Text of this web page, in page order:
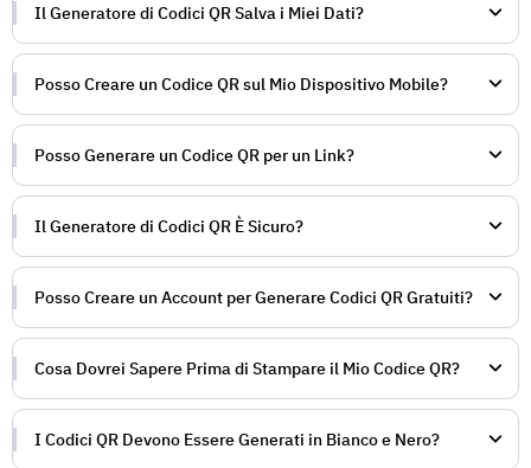
Il Generatore di Codici QR Salva i Miei Dati?
Posso Creare un Codice QR sul Mio Dispositivo Mobile?
Posso Generare un Codice QR per un Link?
Il Generatore di Codici QR È Sicuro?
Posso Creare un Account per Generare Codici QR Gratuiti?
Cosa Dovrei Sapere Prima di Stampare il Mio Codice QR?
I Codici QR Devono Essere Generati in Bianco e Nero?